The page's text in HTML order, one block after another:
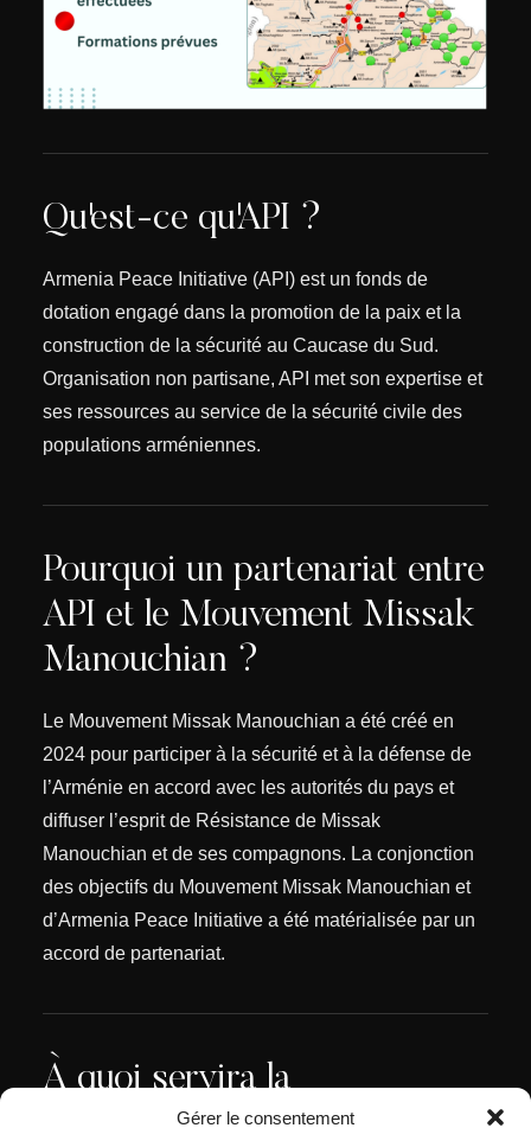
Gérer le consentement
Qu'est-ce qu'API ?
Armenia Peace Initiative (API) est un fonds de
dotation engagé dans la promotion de la paix et la
construction de la sécurité au Caucase du Sud.
Organisation non partisane, API met son expertise et
ses ressources au service de la sécurité civile des
populations arméniennes.
Pourquoi un partenariat entre
API et le Mouvement Missak
Manouchian ?
Le Mouvement Missak Manouchian a été créé en
2024 pour participer à la sécurité et à la défense de
l’Arménie en accord avec les autorités du pays et
diffuser l’esprit de Résistance de Missak
Manouchian et de ses compagnons. La conjonction
des objectifs du Mouvement Missak Manouchian et
d’Armenia Peace Initiative a été matérialisée par un
accord de partenariat.
À quoi servira la